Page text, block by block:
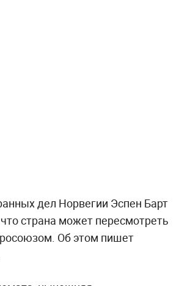
дел Норвегии Эспен Барт
страна может пересмотреть
Об этом пишет